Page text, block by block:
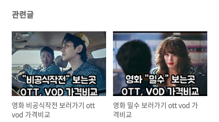
관련글
영화 비공식작전 보러가기 ott
vod 가격비교
영화 밀수 보러가기 ott vod 가
격비교